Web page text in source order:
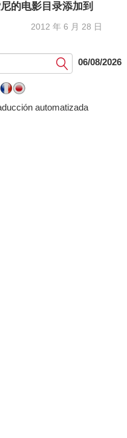
的电影目录添加到
2012 年 6 月 28 日
提
交
06/08/2026
automatizada